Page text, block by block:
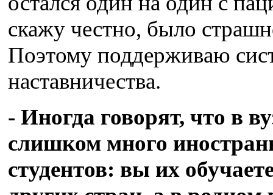
скажу честно, было
Поэтому поддерживаю
наставничества.
- Иногда говорят, что в
слишком много
студентов: вы их